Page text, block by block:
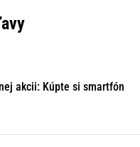
akcii: Kúpte si smartfón